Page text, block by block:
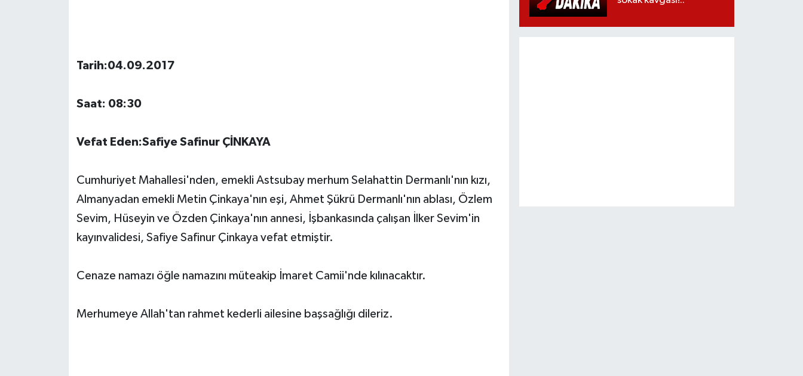
Tarih:04.09.2017
Saat: 08:30
Vefat Eden:Safiye Safinur ÇİNKAYA
Cumhuriyet Mahallesi'nden, emekli Astsubay merhum Selahattin Dermanlı'nın kızı,
Almanyadan emekli Metin Çinkaya'nın eşi, Ahmet Şükrü Dermanlı'nın ablası, Özlem
Sevim, Hüseyin ve Özden Çinkaya'nın annesi, İşbankasında çalışan İlker Sevim'in
kayınvalidesi, Safiye Safinur Çinkaya vefat etmiştir.
Cenaze namazı öğle namazını müteakip İmaret Camii'nde kılınacaktır.
Merhumeye Allah'tan rahmet kederli ailesine başsağlığı dileriz.